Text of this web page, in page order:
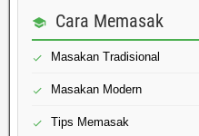
Cara Memasak
Masakan Tradisional
Masakan Modern
Tips Memasak